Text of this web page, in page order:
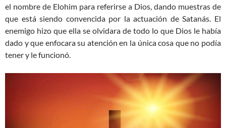
el nombre de Elohim para referirse a Dios, dando muestras de
que está siendo convencida por la actuación de Satanás. El
enemigo hizo que ella se olvidara de todo lo que Dios le había
dado y que enfocara su atención en la única cosa que no podía
tener y le funcionó.